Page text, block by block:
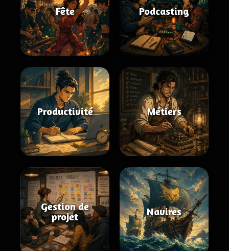
Fête Podcasting
Productivité Métiers
Gestion de
projet
Navires